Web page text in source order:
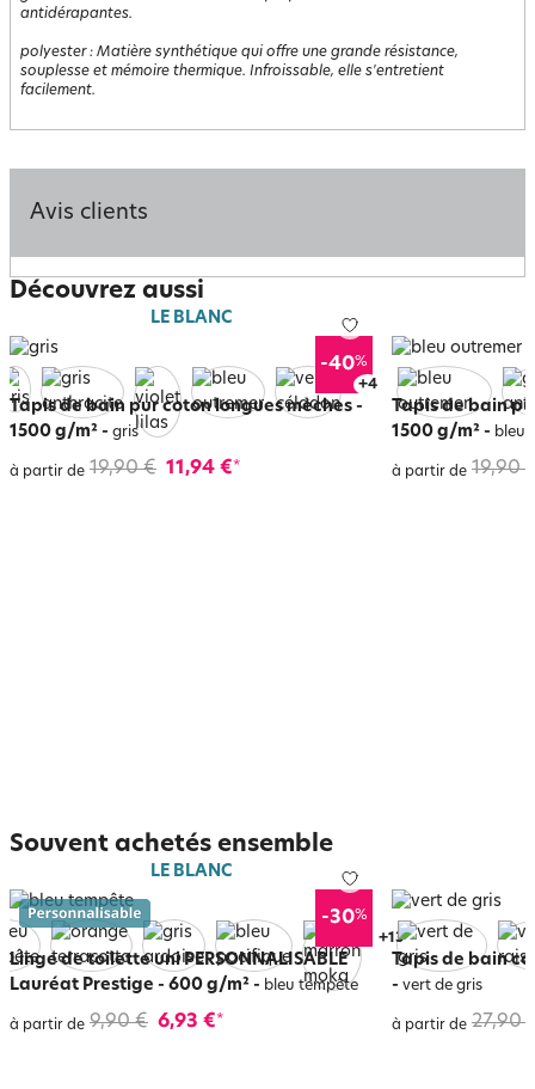
antidérapantes.
polyester: Matière synthétique qui offre une grande résistance,
souplesse et mémoire thermique. Infroissable, elle s'entretient
facilement.
Avis clients
Découvrez aussi
LE BLANC
-40%
+8
Tapis de bain pur coton longues mèches -
1500 g/m² - gris
à partir de 19,90 € 11,94 €*
Tapis de bain
1500 g/m² - bleu
à partir de 19,90
Souvent achetés ensemble
LE BLANC
-30%
+17
Linge de toilette uni PERSONNALISABLE
Lauréat Prestige - 600 g/m² - bleu tempête
à partir de 9,90 € 6,93 €*
Tapis de bain
- vert de gris
à partir de 27,90